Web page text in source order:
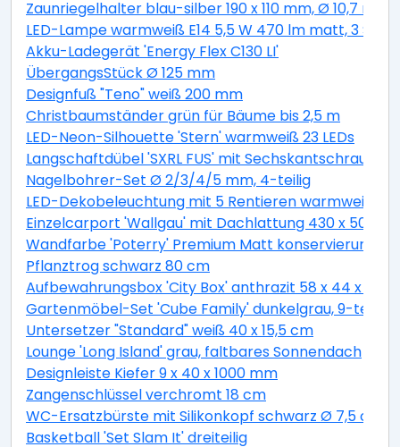
Zaunriegelhalter blau-silber 190 x 110 mm, Ø 10,7 mm
LED-Lampe warmweiß E14 5,5 W 470 lm matt, 3
Akku-Ladegerät 'Energy Flex C130 LI'
ÜbergangsStück Ø 125 mm
Designfuß "Teno" weiß 200 mm
Christbaumständer grün für Bäume bis 2,5 m
LED-Neon-Silhouette 'Stern' warmweiß 23 LEDs
Langschaftdübel 'SXRL FUS' mit Sechskantschraube,
Nagelbohrer-Set Ø 2/3/4/5 mm, 4-teilig
LED-Dekobeleuchtung mit 5 Rentieren warmweiß
Einzelcarport 'Wallgau' mit Dachlattung 430 x 500
Wandfarbe 'Poterry' Premium Matt
Pflanztrog schwarz 80 cm
Aufbewahrungsbox 'City Box' anthrazit 58 x 44 x 55
Gartenmöbel-Set 'Cube Family' dunkelgrau, 9-teilig
Untersetzer "Standard" weiß 40 x 15,5 cm
Lounge 'Long Island' grau, faltbares Sonnendach
Designleiste Kiefer 9 x 40 x 1000 mm
Zangenschlüssel verchromt 18 cm
WC-Ersatzbürste mit Silikonkopf schwarz Ø 7,5 cm
Basketball 'Set Slam It' dreiteilig